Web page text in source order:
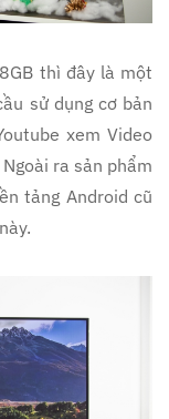
thì đây là một
sử dụng cơ bản
xem Video
ra sản phẩm
tảng Android cũ